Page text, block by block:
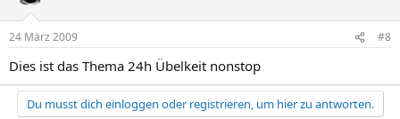
24 März 2009 #8
Dies ist das Thema 24h Übelkeit nonstop
Du musst dich einloggen oder registrieren, um hier zu antworten.